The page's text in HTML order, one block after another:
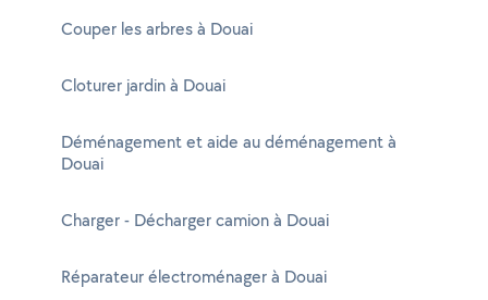
Couper les arbres à Douai
Cloturer jardin à Douai
Déménagement et aide au déménagement à
Douai
Charger - Décharger camion à Douai
Réparateur électroménager à Douai